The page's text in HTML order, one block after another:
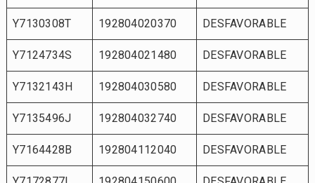
Y7130308T 192804020370 DESFAVORABLE
Y7124734S 192804021480 DESFAVORABLE
Y7132143H 192804030580 DESFAVORABLE
Y7135496J 192804032740 DESFAVORABLE
Y7164428B 192804112040 DESFAVORABLE